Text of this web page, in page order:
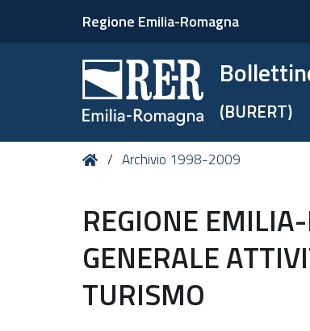
Regione Emilia-Romagna
(BURERT)
Tu HomeArchivio 1998-2009
REGIONE
GENERALE
TURISMO